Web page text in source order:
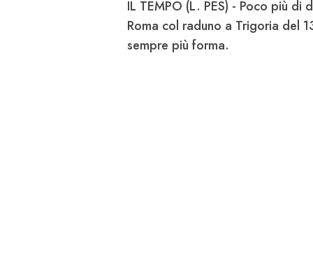
IL TEMPO (L. PES) - Poco più
Roma col raduno a Trigoria del
sempre più forma.